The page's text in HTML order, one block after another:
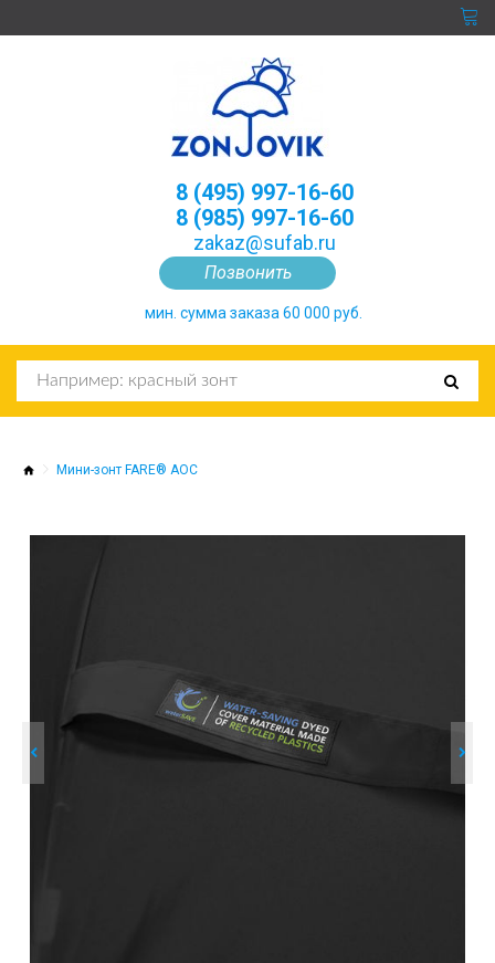
Позвонить
8 (495) 997-16-60
8 (985) 997-16-60
zakaz@sufab.ru
мин. сумма заказа 60 000 руб.
Мини-зонт FARE® AOC